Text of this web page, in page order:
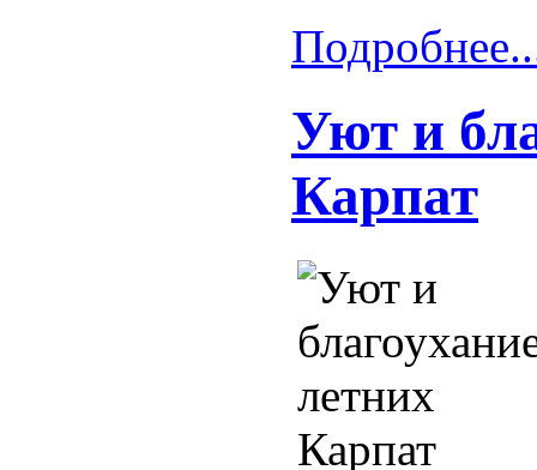
Уют и
Карпат